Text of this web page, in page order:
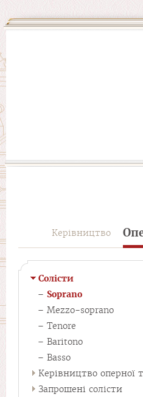
Керівництво
Солісти
Soprano
Mezzo-soprano
Tenore
Baritono
Basso
Керівництво оперної
Запрошені солісти